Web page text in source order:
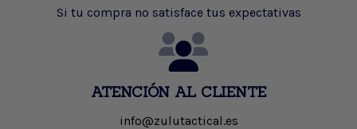
Si tu compra no satisface tus expectativas
ATENCIÓN AL CLIENTE
info@zulutactical.es